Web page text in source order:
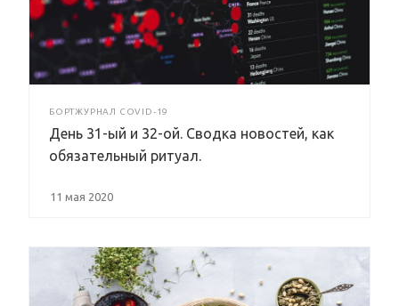
БОРТЖУРНАЛ COVID-19
День 31-ый и 32-ой. Сводка новостей, как
обязательный ритуал.
11 мая 2020